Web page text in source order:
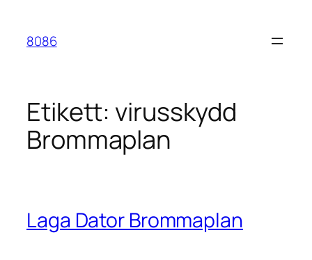
innehåll
8086
Etikett: virusskydd
Brommaplan
Laga Dator Brommaplan